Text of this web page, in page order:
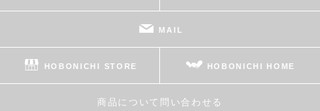
MAIL
HOBONICHI STORE HOBONICHI HOME
商品について問い合わせる